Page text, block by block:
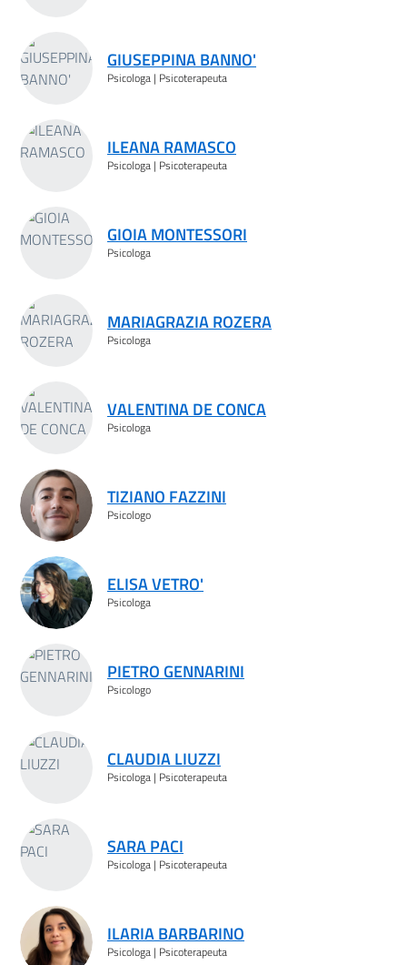
GIUSEPPINA BANNO'
Psicologa | Psicoterapeuta
ILEANA RAMASCO
Psicologa | Psicoterapeuta
GIOIA MONTESSORI
Psicologa
MARIAGRAZIA ROZERA
Psicologa
VALENTINA DE CONCA
Psicologa
TIZIANO FAZZINI
Psicologo
ELISA VETRO'
Psicologa
PIETRO GENNARINI
Psicologo
CLAUDIA LIUZZI
Psicologa | Psicoterapeuta
SARA PACI
Psicologa | Psicoterapeuta
ILARIA BARBARINO
Psicologa | Psicoterapeuta